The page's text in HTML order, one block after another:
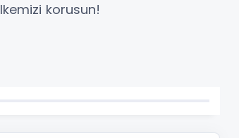
korusun!